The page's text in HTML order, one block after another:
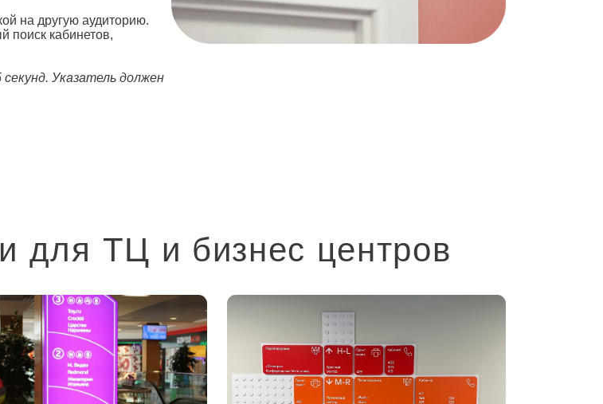
на другую аудиторию.
поиск кабинетов,
Указатель должен
для ТЦ и бизнес центров